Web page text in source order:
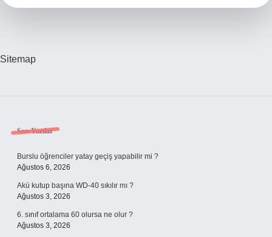
Sitemap
Sidebar
Son Yazılar
Burslu öğrenciler yatay geçiş yapabilir mi ?
Ağustos 6, 2026
Akü kutup başına WD-40 sıkılır mı ?
Ağustos 3, 2026
6. sınıf ortalama 60 olursa ne olur ?
Ağustos 3, 2026